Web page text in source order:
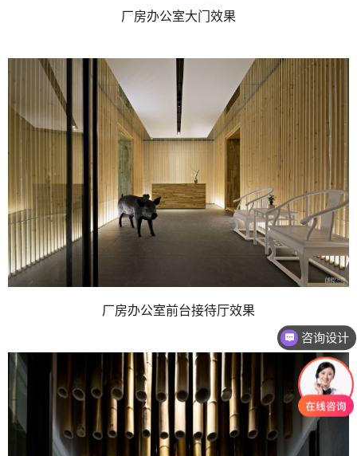
厂房办公室大门效果
厂房办公室前台接待厅效果
咨询设计